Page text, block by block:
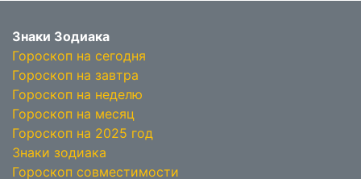
Знаки Зодиака
Гороскоп на сегодня
Гороскоп на завтра
Гороскоп на неделю
Гороскоп на месяц
Гороскоп на 2025 год
Знаки зодиака
Гороскоп совместимости